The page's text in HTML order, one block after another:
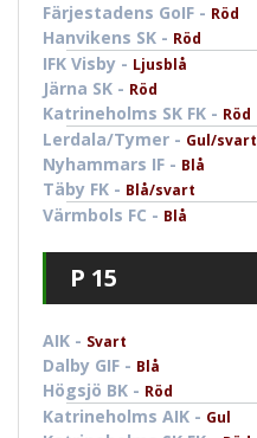
Färjestadens GoIF - Röd
Hanvikens SK - Röd
IFK Visby - Ljusblå
Järna SK - Röd
Katrineholms SK FK - Röd
Lerdala/Tymer - Gul/svart
Nyhammars IF - Blå
Täby FK - Blå/svart
Värmbols FC - Blå
P 15
AIK - Svart
Dalby GIF - Blå
Högsjö BK - Röd
Katrineholms AIK - Gul